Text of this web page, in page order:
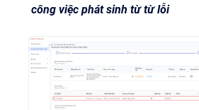
công việc phát sinh từ từ lỗi